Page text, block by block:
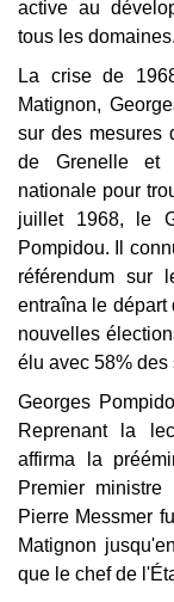
active au
tous les domaines.
La crise de
Matignon,
sur des mesures
de Grenelle et
nationale pour
juillet 1968, le
Pompidou. Il
référendum sur
entraîna le départ
nouvelles
élu avec 58% des
Georges
Reprenant la
affirma la
Premier
Pierre Messmer
Matignon
que le chef de